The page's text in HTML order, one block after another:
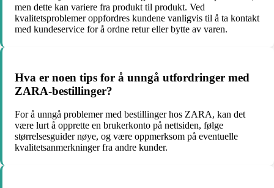
men dette kan variere fra produkt til produkt. Ved
kvalitetsproblemer oppfordres kundene vanligvis til å ta kontakt
med kundeservice for å ordne retur eller bytte av varen.
Hva er noen tips for å unngå utfordringer med
ZARA-bestillinger?
For å unngå problemer med bestillinger hos ZARA, kan det
være lurt å opprette en brukerkonto på nettsiden, følge
størrelsesguider nøye, og være oppmerksom på eventuelle
kvalitetsanmerkninger fra andre kunder.